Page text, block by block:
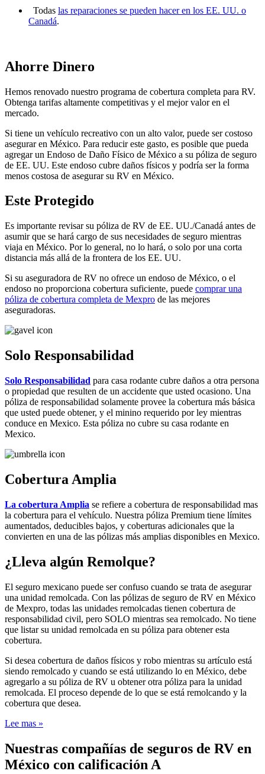
Todas las reparaciones se pueden hacer en los EE. UU. o
Canadá.
Ahorre Dinero
Hemos renovado nuestro programa de cobertura completa para RV.
Obtenga tarifas altamente competitivas y el mejor valor en el
mercado.
Si tiene un vehículo recreativo con un alto valor, puede ser costoso
asegurar en México. Para reducir este gasto, es posible que pueda
agregar un Endoso de Daño Físico de México a su póliza de seguro
de EE. UU. Este endoso cubre daños físicos y podría ser la forma
menos costosa de asegurar su RV en México.
Este Protegido
Es importante revisar su póliza de RV de EE. UU./Canadá antes de
asumir que se hará cargo de sus necesidades de seguro mientras
viaja en México. Por lo general, no lo hará, o solo por una corta
distancia más allá de la frontera de los EE. UU.
Si su aseguradora de RV no ofrece un endoso de México, o el
endoso no proporciona cobertura suficiente, puede comprar una
póliza de cobertura completa de Mexpro de las mejores
aseguradoras.
Solo Responsabilidad
Solo Responsabilidad para casa rodante cubre daños a otra persona
o propiedad que resulten de un accidente que usted ocasiono. Una
póliza de responsabilidad solamente provee la cobertura más básica
que usted puede obtener, y el minino requerido por ley mientras
conduce en Mexico. Esta póliza no cubre su casa rodante en
Mexico.
Cobertura Amplia
La cobertura Amplia se refiere a cobertura de responsabilidad mas
la cobertura para el vehículo. Nuestra póliza Premium tiene límites
aumentados, deducibles bajos, y coberturas adicionales que la
convierten en una de las pólizas más amplias disponibles en Mexico.
¿Lleva algún Remolque?
El seguro mexicano puede ser confuso cuando se trata de asegurar
una unidad remolcada. Con las pólizas de seguro de RV en México
de Mexpro, todas las unidades remolcadas tienen cobertura de
responsabilidad civil, pero SOLO mientras sea remolcado. No tiene
que listar su unidad remolcada en su póliza para obtener esta
cobertura.
Si desea cobertura de daños físicos y robo mientras su artículo está
siendo remolcado y cuando se está utilizando lo en México, debe
agregarlo a su póliza de RV u obtener otra póliza para la unidad
remolcada. El proceso depende de lo que se está remolcando y la
cobertura que desea.
Lee mas »
Nuestras compañías de seguros de RV en
México con calificación A